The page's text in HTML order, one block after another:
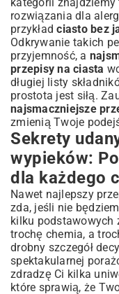
rozwiązania dla
przykładciasto bez
Odkrywanie takich
przyjemność, a
przepisy na ciasta
długiej listy
prostota jest siłą.
najsmaczniejsze
zmienią Twoje
Sekrety
wypieków:
dla każdego
Nawet najlepszy
zda, jeśli nie
kilku podstawowych
trochę chemia, a
drobny szczegół
spektakularnej
zdradzę Ci kilka
które sprawią, że